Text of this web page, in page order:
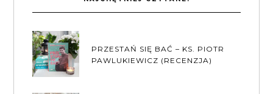
PRZESTAŃ SIĘ BAĆ – KS. PIOTR
PAWLUKIEWICZ (RECENZJA)